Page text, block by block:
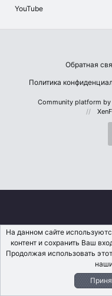
YouTube
Обратная
Политика
Community platform by
Что Нового?
На данном сайте
контент и сохранить Ваш
Продолжая использовать